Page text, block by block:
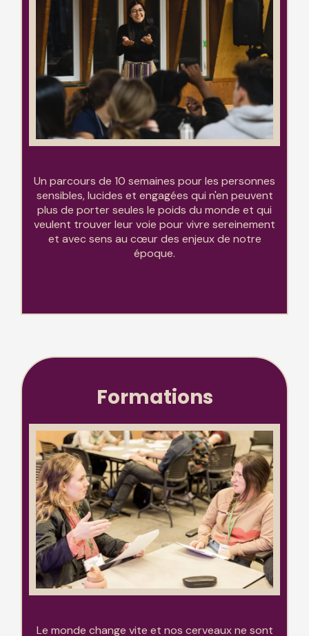
Un parcours de 10 semaines pour les personnes
sensibles, lucides et engagées qui n'en peuvent
plus de porter seules le poids du monde et qui
veulent trouver leur voie pour vivre sereinement
et avec sens au cœur des enjeux de notre
époque.
Formations
Le monde change vite et nos cerveaux ne sont